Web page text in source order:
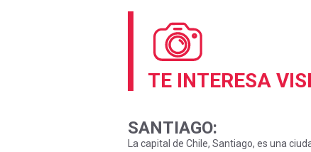
TE INTERESA
SANTIAGO:
La capital de Chile, Santiago, es una